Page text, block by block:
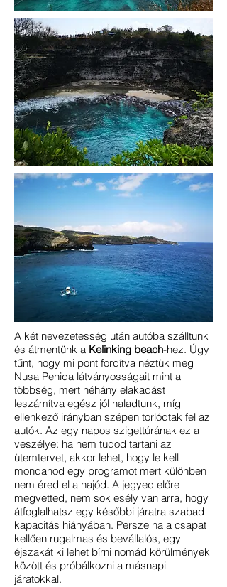
A két nevezetesség után autóba szálltunk
és átmentünk a Kelinking beach-hez. Úgy
tűnt, hogy mi pont fordítva néztük meg
Nusa Penida látványosságait mint a
többség, mert néhány elakadást
leszámítva egész jól haladtunk, míg
ellenkező irányban szépen torlódtak fel az
autók. Az egy napos szigettúrának ez a
veszélye: ha nem tudod tartani az
ütemtervet, akkor lehet, hogy le kell
mondanod egy programot mert különben
nem éred el a hajód. A jegyed előre
megvetted, nem sok esély van arra, hogy
átfoglalhatsz egy későbbi járatra szabad
kapacitás hiányában. Persze ha a csapat
kellően rugalmas és bevállalós, egy
éjszakát ki lehet bírni nomád körülmények
között és próbálkozni a másnapi
járatokkal.